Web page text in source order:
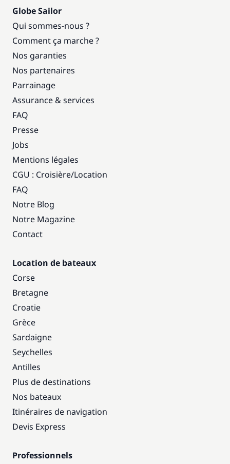
Globe Sailor
Qui sommes-nous ?
Comment ça marche ?
Nos garanties
Nos partenaires
Parrainage
Assurance & services
FAQ
Presse
Jobs
Mentions légales
CGU : Croisière/Location
FAQ
Notre Blog
Notre Magazine
Contact
Location de bateaux
Corse
Bretagne
Croatie
Grèce
Sardaigne
Seychelles
Antilles
Plus de destinations
Nos bateaux
Itinéraires de navigation
Devis Express
Professionnels